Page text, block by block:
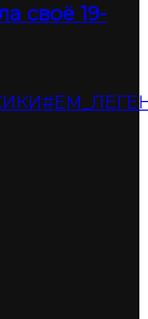
своё 19-